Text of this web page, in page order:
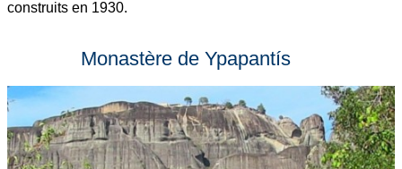
construits en 1930.
Monastère de Ypapantís